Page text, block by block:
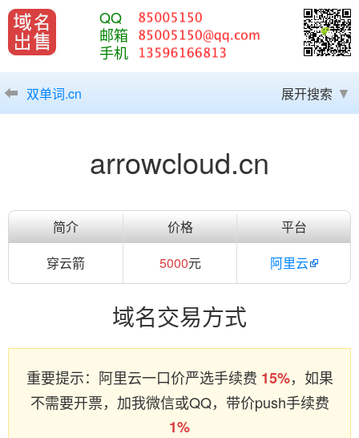
QQ
邮箱
手机
双单词.cn 展开搜索
arrowcloud.cn
简介 价格
平台
穿云箭
5000元 阿里云
域名交易方式
重要提示：阿里云一口价严选手续费 15%，如果
不需要开票，加我微信或QQ，带价push手续费
1%